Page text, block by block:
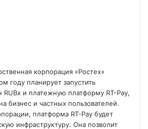
корпорация «Ростех»
году планирует запустить
RUBx и платежную платформу RT-Pay,
бизнес и частных пользователей.
платформа RT-Pay будет
инфраструктуру. Она позволит